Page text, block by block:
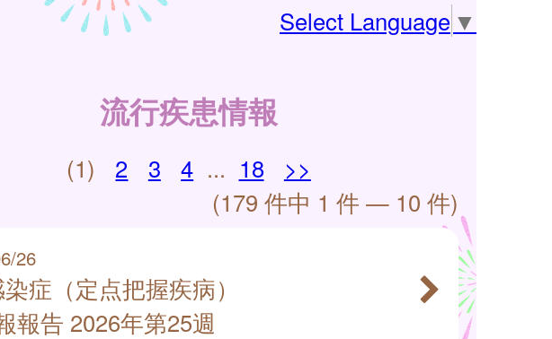
Select Language ▼
流行疾患情報
(1) 2 3 4 ... 18
>>
(179 件中 1 件 — 10 件)
26
症（定点把握疾病）
報告 2026年第25週